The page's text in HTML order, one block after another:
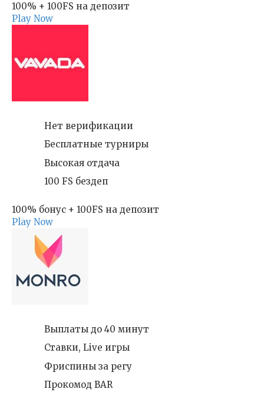
100% + 100FS на депозит
Play Now
Нет верификации
Бесплатные турниры
Высокая отдача
100 FS бездеп
100% бонус + 100FS на депозит
Play Now
Выплаты до 40 минут
Ставки, Live игры
Фриспины за регу
Прокомод BAR